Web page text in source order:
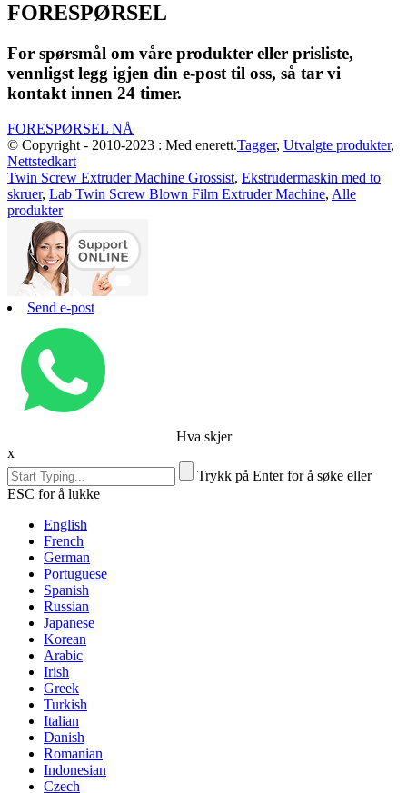
FORESPØRSEL
For spørsmål om våre produkter eller prisliste,
vennligst legg igjen din e-post til oss, så tar vi
kontakt innen 24 timer.
FORESPØRSEL NÅ
© Copyright - 2010-2023 : Med enerett.Tagger, Utvalgte produkter,
Nettstedkart
Twin Screw Extruder Machine Grossist, Ekstrudermaskin med to
skruer, Lab Twin Screw Blown Film Extruder Machine, Alle
produkter
Send e-post
Hva skjer
x
Trykk på Enter for å søke eller
ESC for å lukke
English
French
German
Portuguese
Spanish
Russian
Japanese
Korean
Arabic
Irish
Greek
Turkish
Italian
Danish
Romanian
Indonesian
Czech